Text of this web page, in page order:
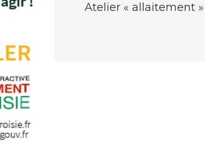
Atelier « allaitement »